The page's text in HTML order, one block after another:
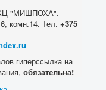
"МИШПОХА".
комн.14. Тел. +375
гиперссылка на
обязательна!